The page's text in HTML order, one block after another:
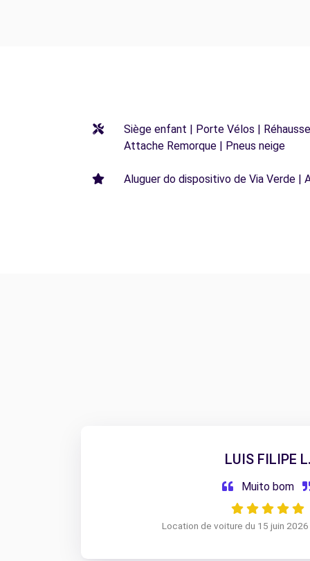
Siège enfant | Porte Vélos |
Attache Remorque | Pneus neige
Aluguer do dispositivo de Via Verde |
LUIS FILIPE
Muito bom
Location de voiture du 15 juin